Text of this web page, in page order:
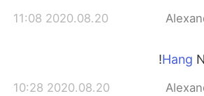
2020.08.20 11:08
2020.08.20 10:28